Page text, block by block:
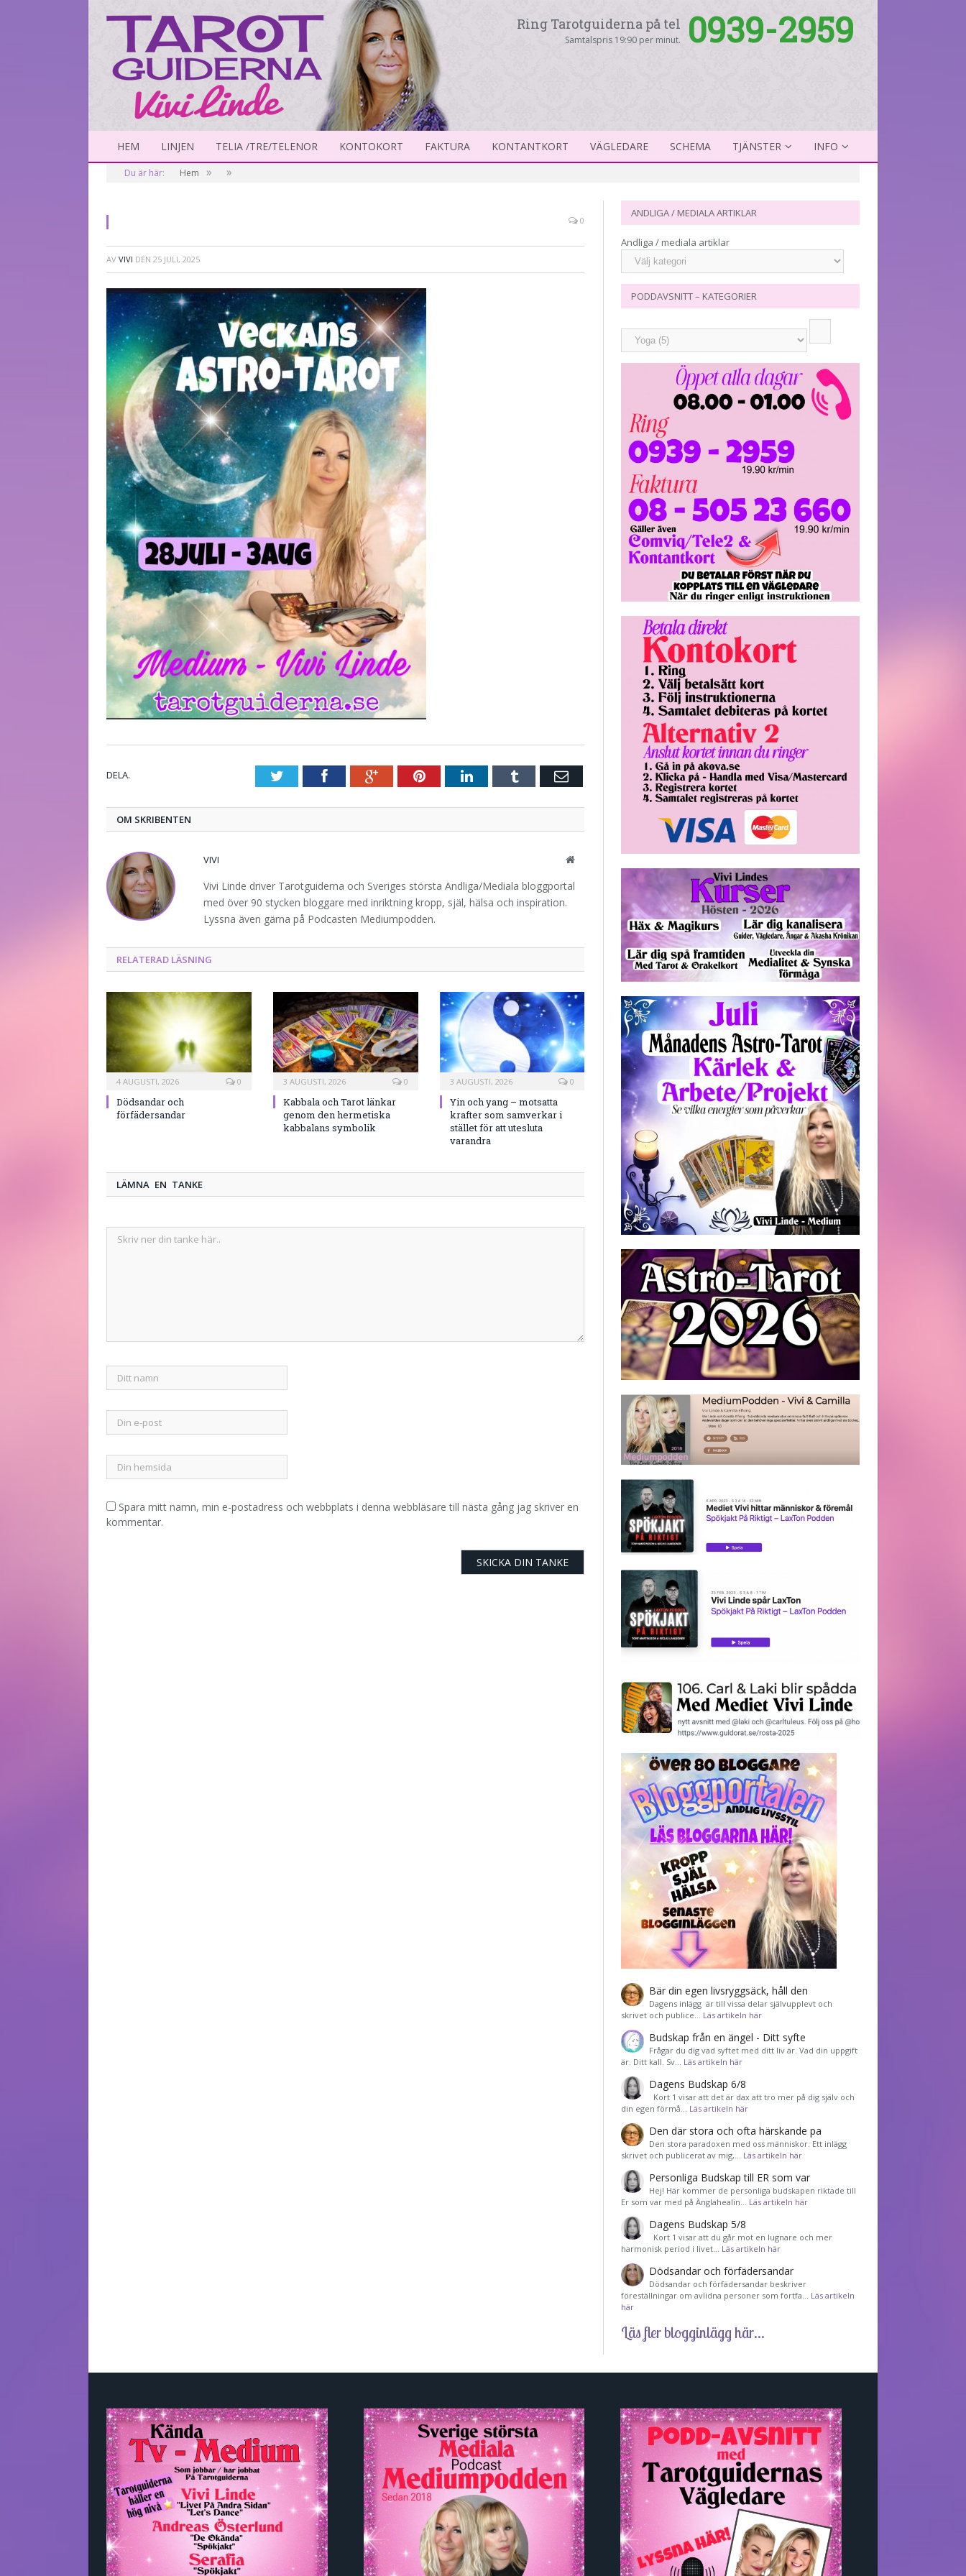
Ring Tarotguiderna på tel
Samtalspris 19:90 per minut. 0939-2959
HEM LINJEN TELIA /TRE/TELENOR KONTOKORT FAKTURA KONTANTKORT VÄGLEDARE SCHEMA TJÄNSTER INFO
Du är här: Hem » »
0
AV VIVI DEN 25 JULI, 2025
DELA. TwitterFacebookGoogle+PinterestLinkedInTumblr E-
OM SKRIBENTEN
VIVI Website
Vivi Linde driver Tarotguiderna och Sveriges största Andliga/Mediala bloggportal
med över 90 stycken bloggare med inriktning kropp, själ, hälsa och inspiration.
Lyssna även gärna på Podcasten Mediumpodden.
RELATERAD LÄSNING
4 AUGUSTI, 2026 0
Dödsandar och
förfädersandar
3 AUGUSTI, 2026 0
Kabbala och Tarot länkar
genom den hermetiska
kabbalans symbolik
3 AUGUSTI, 2026 0
Yin och yang – motsatta
krafter som samverkar i
stället för att utesluta
varandra
LÄMNA EN TANKE
Spara mitt namn, min e-postadress och webbplats i denna webbläsare till nästa gång jag skriver en
kommentar.
ANDLIGA / MEDIALA ARTIKLAR
Andliga / mediala artiklar
PODDAVSNITT – KATEGORIER
Bär din egen livsryggsäck, håll den
Dagens inlägg är till vissa delar självupplevt och
skrivet och publice… Läs artikeln här
Budskap från en ängel - Ditt syfte
Frågar du dig vad syftet med ditt liv är. Vad din uppgift
är. Ditt kall. Sv… Läs artikeln här
Dagens Budskap 6/8
Kort 1 visar att det är dax att tro mer på dig själv och
din egen förmå… Läs artikeln här
Den där stora och ofta härskande pa
Den stora paradoxen med oss människor. Ett inlägg
skrivet och publicerat av mig,… Läs artikeln här
Personliga Budskap till ER som var
Hej! Här kommer de personliga budskapen riktade till
Er som var med på Änglahealin… Läs artikeln här
Dagens Budskap 5/8
Kort 1 visar att du går mot en lugnare och mer
harmonisk period i livet… Läs artikeln här
Dödsandar och förfädersandar
Dödsandar och förfädersandar beskriver
föreställningar om avlidna personer som fortfa… Läs artikeln
här
Läs fler blogginlägg här...